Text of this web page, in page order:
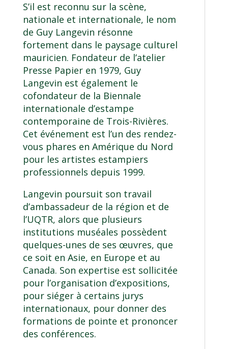
S’il est reconnu sur la scène,
nationale et internationale, le nom
de Guy Langevin résonne
fortement dans le paysage culturel
mauricien. Fondateur de l’atelier
Presse Papier en 1979, Guy
Langevin est également le
cofondateur de la Biennale
internationale d’estampe
contemporaine de Trois-Rivières.
Cet événement est l’un des rendez-
vous phares en Amérique du Nord
pour les artistes estampiers
professionnels depuis 1999.
Langevin poursuit son travail
d’ambassadeur de la région et de
l’UQTR, alors que plusieurs
institutions muséales possèdent
quelques-unes de ses œuvres, que
ce soit en Asie, en Europe et au
Canada. Son expertise est sollicitée
pour l’organisation d’expositions,
pour siéger à certains jurys
internationaux, pour donner des
formations de pointe et prononcer
des conférences.